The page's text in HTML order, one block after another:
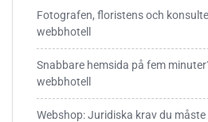
Fotografen, floristens och
webbhotell
Snabbare hemsida på fem
webbhotell
Webshop: Juridiska krav du måste